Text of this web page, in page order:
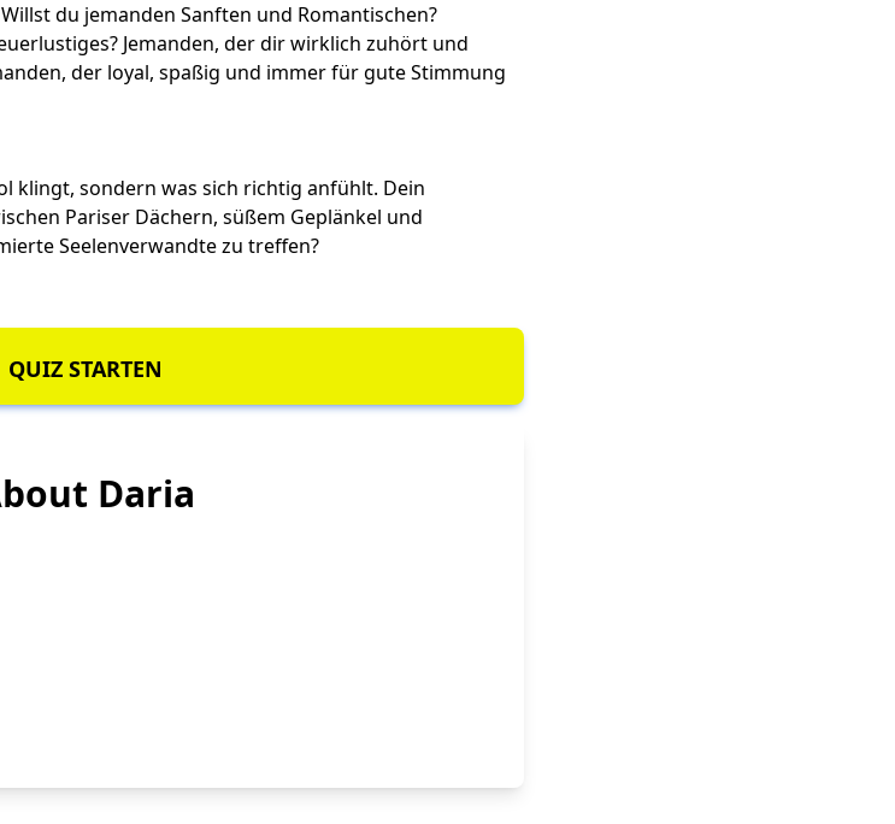
du jemanden Sanften und Romantischen?
Jemanden, der dir wirklich zuhört und
der loyal, spaßig und immer für gute Stimmung
klingt, sondern was sich richtig anfühlt. Dein
Pariser Dächern, süßem Geplänkel und
Seelenverwandte zu treffen?
QUIZ STARTEN
Daria